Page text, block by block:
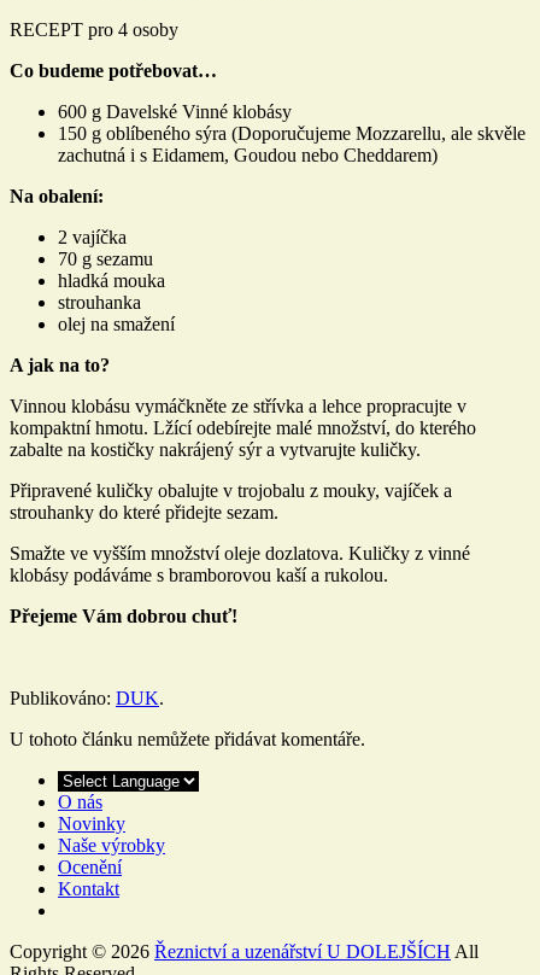
RECEPT pro 4 osoby
Co budeme potřebovat…
600 g Davelské Vinné klobásy
150 g oblíbeného sýra (Doporučujeme Mozzarellu, ale skvěle
zachutná i s Eidamem, Goudou nebo Cheddarem)
Na obalení:
2 vajíčka
70 g sezamu
hladká mouka
strouhanka
olej na smažení
A jak na to?
Vinnou klobásu vymáčkněte ze střívka a lehce propracujte v
kompaktní hmotu. Lžící odebírejte malé množství, do kterého
zabalte na kostičky nakrájený sýr a vytvarujte kuličky.
Připravené kuličky obalujte v trojobalu z mouky, vajíček a
strouhanky do které přidejte sezam.
Smažte ve vyšším množství oleje dozlatova. Kuličky z vinné
klobásy podáváme s bramborovou kaší a rukolou.
Přejeme Vám dobrou chuť!
Publikováno: DUK.
U tohoto článku nemůžete přidávat komentáře.
O nás
Novinky
Naše výrobky
Ocenění
Kontakt
Copyright © 2026 Řeznictví a uzenářství U DOLEJŠÍCH All